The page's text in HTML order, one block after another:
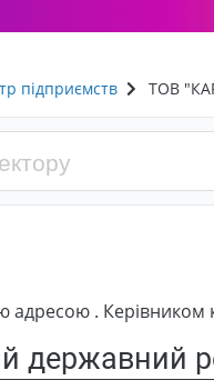
підприємств ТОВ
. Керівником
державний